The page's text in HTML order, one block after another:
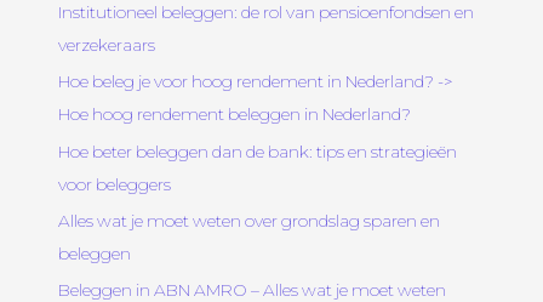
Institutioneel beleggen: de rol van pensioenfondsen en
verzekeraars
Hoe beleg je voor hoog rendement in Nederland? ->
Hoe hoog rendement beleggen in Nederland?
Hoe beter beleggen dan de bank: tips en strategieën
voor beleggers
Alles wat je moet weten over grondslag sparen en
beleggen
Beleggen in ABN AMRO – Alles wat je moet weten